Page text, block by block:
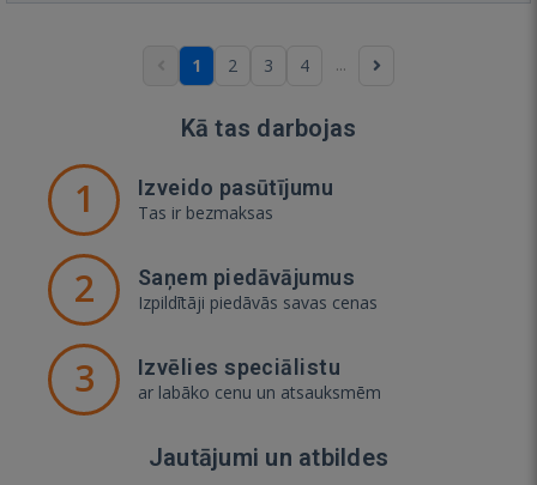
1 2 3 4 ...
Kā tas darbojas
1 Izveido pasūtījumu
Tas ir bezmaksas
2 Saņem piedāvājumus
Izpildītāji piedāvās savas cenas
3 Izvēlies speciālistu
ar labāko cenu un atsauksmēm
Jautājumi un atbildes